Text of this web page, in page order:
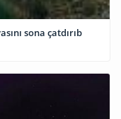
sona çatdırıb